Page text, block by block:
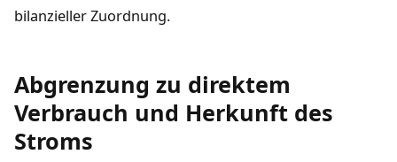
bilanzieller Zuordnung.
Abgrenzung zu direktem
Verbrauch und Herkunft des
Stroms